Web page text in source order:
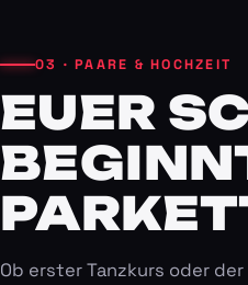
03 · PAARE & HOCHZEIT
EUER
Ob erster Tanzkurs oder